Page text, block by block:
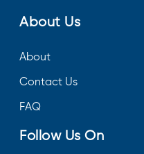
About Us
About
Contact Us
FAQ
Follow Us On